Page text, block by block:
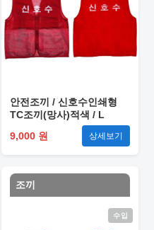
안전조끼 / 신호수인쇄형
TC조끼(망사)적색 / L
9,000 원
상세보기
조끼
수입